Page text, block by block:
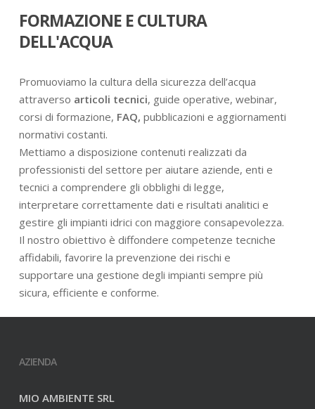
FORMAZIONE E CULTURA
DELL'ACQUA
Promuoviamo la cultura della sicurezza dell’acqua
attraverso articoli tecnici, guide operative, webinar,
corsi di formazione, FAQ, pubblicazioni e aggiornamenti
normativi costanti.
Mettiamo a disposizione contenuti realizzati da
professionisti del settore per aiutare aziende, enti e
tecnici a comprendere gli obblighi di legge,
interpretare correttamente dati e risultati analitici e
gestire gli impianti idrici con maggiore consapevolezza.
Il nostro obiettivo è diffondere competenze tecniche
affidabili, favorire la prevenzione dei rischi e
supportare una gestione degli impianti sempre più
sicura, efficiente e conforme.
AZIENDA
MIO AMBIENTE SRL